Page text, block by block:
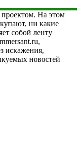
На этом
ни какие
собой ленту
искажения,
новостей